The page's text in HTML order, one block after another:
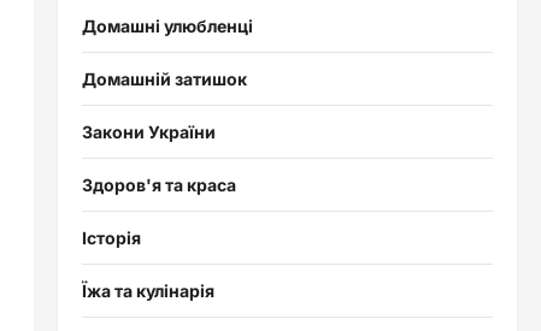
Домашні улюбленці
Домашній затишок
Закони України
Здоров'я та краса
Історія
Їжа та кулінарія